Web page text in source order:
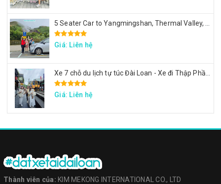
Giá: Liên hệ
Giá: Liên hệ
Thành viên của: KIM MEKONG INTERNATIONAL CO., LTD